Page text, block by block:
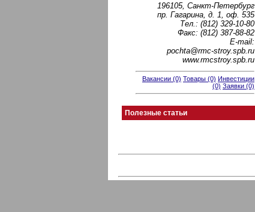
196105, Санкт-Петербург
пр. Гагарина, д. 1, оф. 535
Тел.: (812) 329-10-80
Факс: (812) 387-88-82
E-mail:
pochta@rmc-stroy.spb.ru
www.rmcstroy.spb.ru
Вакансии (0) Товары (0) Инвестиции
(0) Заявки (0)
Полезные статьи